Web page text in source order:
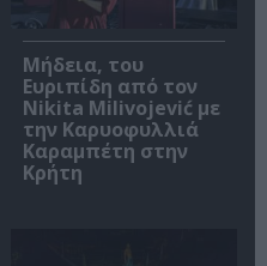
Μήδεια, του
Ευριπίδη από τον
Nikita Milivojević με
την Καρυοφυλλιά
Καραμπέτη στην
Κρήτη